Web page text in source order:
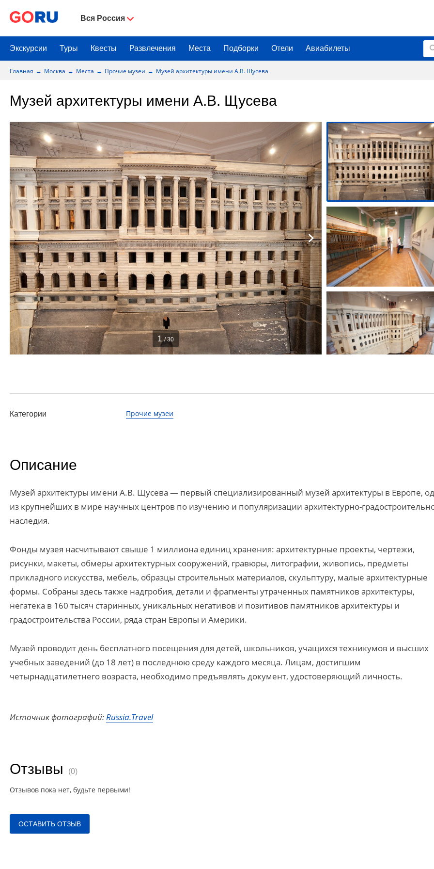
Вся Россия
Экскурсии Туры Квесты Развлечения Места Подборки Отели Авиабилеты
Главная Москва Места Прочие музеи Музей архитектуры имени А.В. Щусева
Музей архитектуры имени А.В. Щусева
1 / 30
Категории Прочие музеи
Описание
Музей архитектуры имени А.В. Щусева — первый специализированный музей архитектуры в Европе,
из крупнейших в мире научных центров по изучению и популяризации архитектурно-
наследия.
Фонды музея насчитывают свыше 1 миллиона единиц хранения: архитектурные проекты, чертежи,
рисунки, макеты, обмеры архитектурных сооружений, гравюры, литографии, живопись, предметы
прикладного искусства, мебель, образцы строительных материалов, скульптуру, малые архитектурные
формы. Собраны здесь также надгробия, детали и фрагменты утраченных памятников архитектуры,
негатека в 160 тысяч старинных, уникальных негативов и позитивов памятников архитектуры и
градостроительства России, ряда стран Европы и Америки.
Музей проводит день бесплатного посещения для детей, школьников, учащихся техникумов и высших
учебных заведений (до 18 лет) в последнюю среду каждого месяца. Лицам, достигшим
четырнадцатилетнего возраста, необходимо предъявлять документ, удостоверяющий личность.
Источник фотографий:Russia.Travel
Отзывы (0)
Отзывов пока нет, будьте первыми!
ОСТАВИТЬ ОТЗЫВ